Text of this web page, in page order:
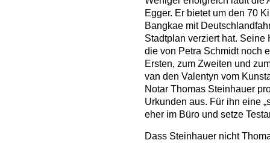
Egger. Er bietet um den 70
Bangkae mit
Stadtplan verziert hat. Seine
die von Petra Schmidt noch
Ersten, zum Zweiten und
van den Valentyn vom
Notar Thomas Steinhauer
Urkunden aus. Für ihn eine
eher im Büro und setze
Dass Steinhauer nicht